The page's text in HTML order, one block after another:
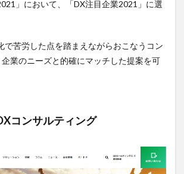
」において、「DX注目企業2021」に選
で苦労した点を踏まえながらおこなうコン
業のニーズと的確にマッチした提案を可
コンサルティング